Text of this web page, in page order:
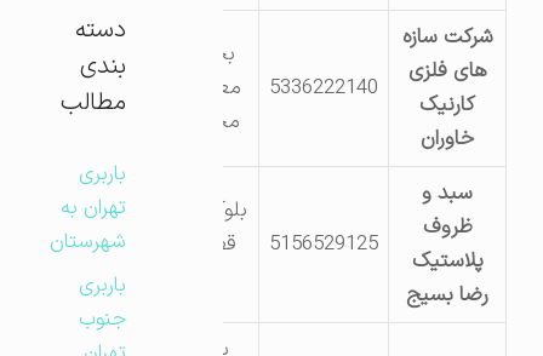
شرکت سازه
های فلزی
کارنیک
خاوران
5336222140
بجستان- خ
معلم -منطقه
مجاز صنعتی
سبد و
ظروف
پلاستیک
رضا بسیج
5156529125
بلوک شیمیایی
قطعه شماره
بلوک کانی
دسته
بندی
مطالب
باربری
تهران به
شهرستان
باربری
جنوب